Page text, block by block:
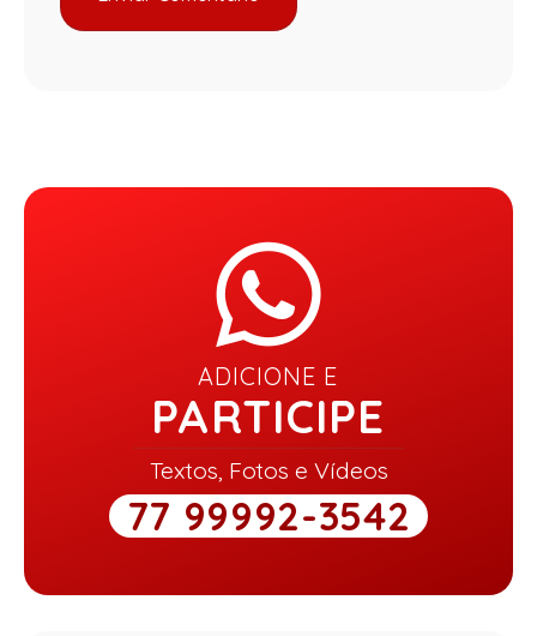
ADICIONE E
PARTICIPE
Textos, Fotos e Vídeos
77 99992-3542